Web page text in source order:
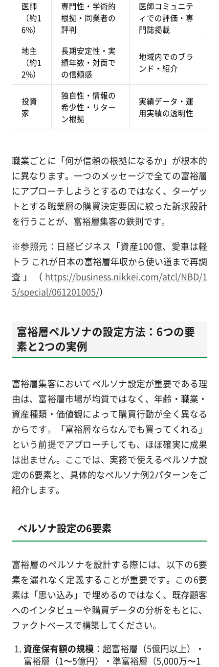
医師
（約1
6%）
専門性・学術的
根拠・同業者の
評判
医師コミュニテ
ィでの評価・専
門誌掲載
地主
（約1
2%）
長期安定性・実
績年数・対面で
の信頼感
地域内でのブラ
ンド・紹介
投資
家
独自性・情報の
希少性・リター
ン根拠
実績データ・運
用実績の透明性
職業ごとに「何が信頼の根拠になるか」が根本的
に異なります。一つのメッセージで全ての富裕層
にアプローチしようとするのではなく、ターゲッ
トとする職業層の購買決定要因に絞った訴求設計
を行うことが、富裕層集客の鉄則です。
※参照元：日経ビジネス「資産100億、愛車は軽
トラ これが日本の富裕層年収から使い道まで再調
査」（ https://business.nikkei.com/atcl/NBD/1
5/special/061201005/）
富裕層ペルソナの設定方法：6つの要
素と2つの実例
富裕層集客においてペルソナ設定が重要である理
由は、富裕層市場が均質ではなく、年齢・職業・
資産種類・価値観によって購買行動が全く異なる
からです。「富裕層ならなんでも買ってくれる」
という前提でアプローチしても、ほぼ確実に成果
は出ません。ここでは、実務で使えるペルソナ設
定の6要素と、具体的なペルソナ例2パターンをご
紹介します。
ペルソナ設定の6要素
富裕層のペルソナを設計する際には、以下の6要
素を漏れなく定義することが重要です。この6要
素は「思い込み」で埋めるのではなく、既存顧客
へのインタビューや購買データの分析をもとに、
ファクトベースで構築してください。
資産保有額の規模 ：超富裕層（5億円以上）・
富裕層（1〜5億円）・準富裕層（5,000万〜1